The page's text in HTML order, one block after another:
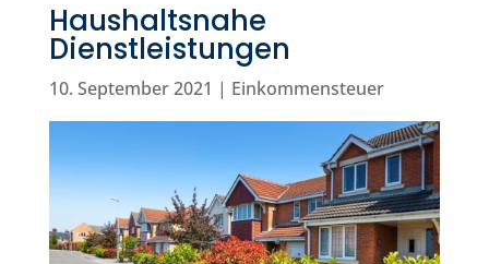
Haushaltsnahe
Dienstleistungen
10. September 2021 | Einkommensteuer